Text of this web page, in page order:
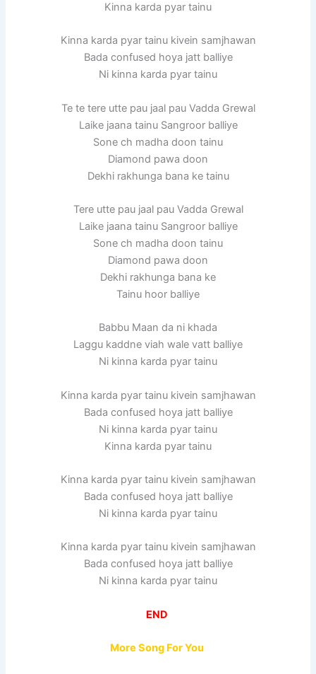
Kinna karda pyar tainu
Kinna karda pyar tainu kivein samjhawan
Bada confused hoya jatt balliye
Ni kinna karda pyar tainu
Te te tere utte pau jaal pau Vadda Grewal
Laike jaana tainu Sangroor balliye
Sone ch madha doon tainu
Diamond pawa doon
Dekhi rakhunga bana ke tainu
Tere utte pau jaal pau Vadda Grewal
Laike jaana tainu Sangroor balliye
Sone ch madha doon tainu
Diamond pawa doon
Dekhi rakhunga bana ke
Tainu hoor balliye
Babbu Maan da ni khada
Laggu kaddne viah wale vatt balliye
Ni kinna karda pyar tainu
Kinna karda pyar tainu kivein samjhawan
Bada confused hoya jatt balliye
Ni kinna karda pyar tainu
Kinna karda pyar tainu
Kinna karda pyar tainu kivein samjhawan
Bada confused hoya jatt balliye
Ni kinna karda pyar tainu
Kinna karda pyar tainu kivein samjhawan
Bada confused hoya jatt balliye
Ni kinna karda pyar tainu
END
More Song For You